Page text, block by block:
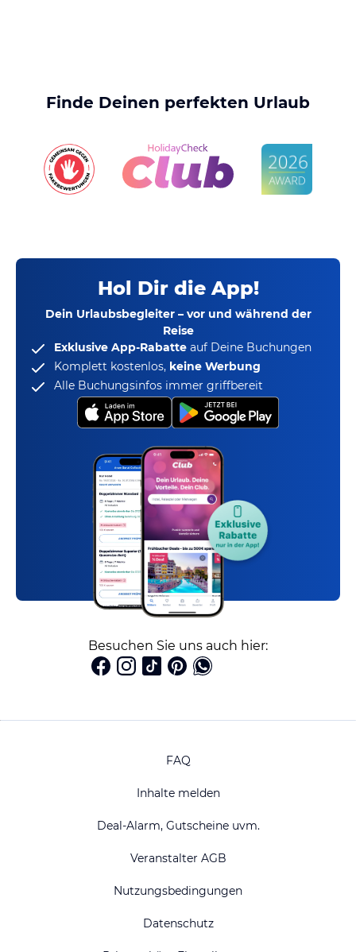
Finde Deinen perfekten Urlaub
Hol Dir die App!
Dein Urlaubsbegleiter – vor und während der
Reise
Exklusive App-Rabatte auf Deine Buchungen
Komplett kostenlos, keine Werbung
Alle Buchungsinfos immer griffbereit
Besuchen Sie uns auch hier:
FAQ
Inhalte melden
Deal-Alarm, Gutscheine uvm.
Veranstalter AGB
Nutzungsbedingungen
Datenschutz